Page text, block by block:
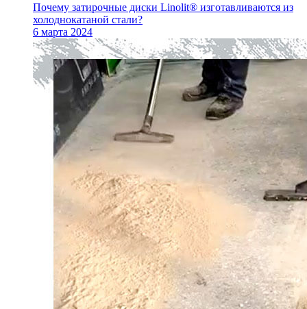
Почему затирочные диски Linolit® изготавливаются из
холоднокатаной стали?
6 марта 2024